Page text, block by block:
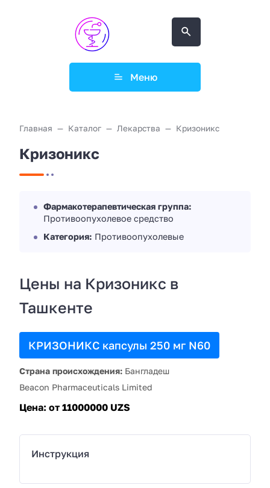
Меню
Главная Каталог Лекарства Кризоникс
Кризоникс
Фармакотерапевтическая группа:
Противоопухолевое средство
Категория: Противоопухолевые
Цены на Кризоникс в
Ташкенте
КРИЗОНИКС капсулы 250 мг N60
Страна происхождения: Бангладеш
Beacon Pharmaceuticals Limited
Цена: от 11000000 UZS
Инструкция